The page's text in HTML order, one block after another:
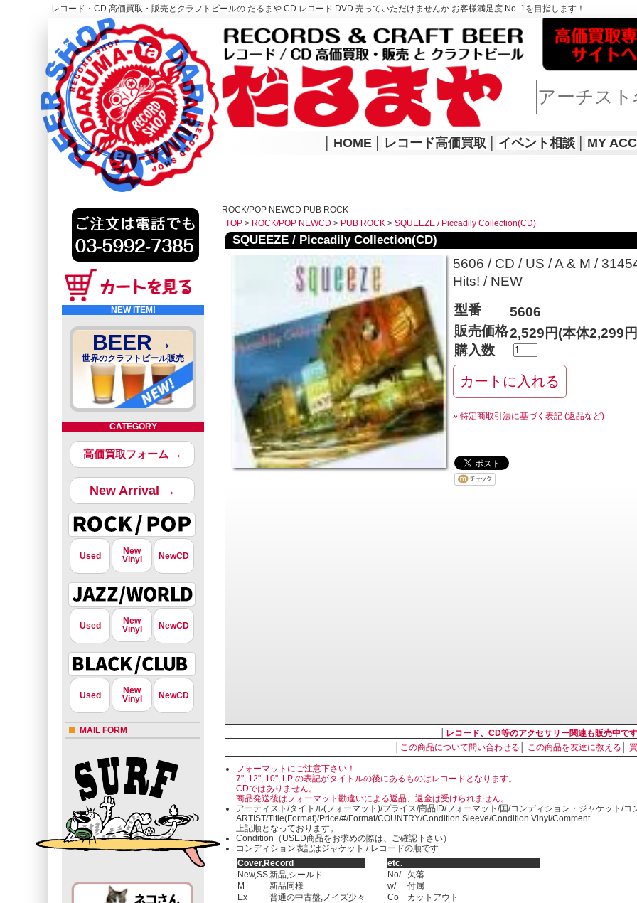
レコード・CD 高価買取・販売とクラフトビールの だるまや CD レコード DVD 売っていただけませんか お客様満足度 No. 1を目指します！
レコード高価買取はこちら
HOME
HOME レコード高価買取 イベント相談 MY
NEW ITEM!
BEER→
世界のクラフトビール販売
CATEGORY
高価買取フォーム →
New Arrival →
Used
New
Vinyl
NewCD
Used
New
Vinyl
NewCD
Used
New
Vinyl
NewCD
MAIL FORM
ROCK/POP NEWCD PUB ROCK
TOP > ROCK/POP NEWCD > PUB ROCK > SQUEEZE / Piccadily Collection(CD)
SQUEEZE / Piccadily Collection(CD)
5606 / CD / US / A & M /
Hits! / NEW
型番
5606
販売価格2,529円(本体2,299
購入数
» 特定商取引法に基づく表記 (返品など)
レコード、CD等のアクセサリー関連も販売中です
この商品について問い合わせる この商品を友達に教える
フォーマットにご注意下さい！
7", 12", 10", LP の表記がタイトルの後にあるものはレコードとなります。
CDではありません。
商品発送後はフォーマット勘違いによる返品、返金は受けられません。
アーティスト/タイトル(フォーマット)/プライス/商品ID/フォーマット/国/コンディション・ジャケット/コ
ARTIST/Title(Format)/Price/#/Format/COUNTRY/Condition Sleeve/Condition Vinyl/Comment
上記順となっております。
Condition（USED商品をお求めの際は、ご確認下さい）
コンディション表記はジャケット / レコードの順です
Cover,Record
New,SS新品,シールド
M
新品同様
Ex
普通の中古盤,ノイズ少々
etc.
No/
欠落
w/
付属
Co
カットアウト